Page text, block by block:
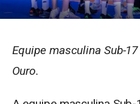
Equipe masculina Sub-
Ouro.